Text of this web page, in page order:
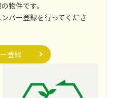
物件です。
バー登録を行ってくださ
登録